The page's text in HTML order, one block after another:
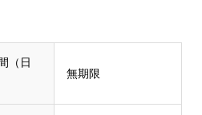
（日
無期限